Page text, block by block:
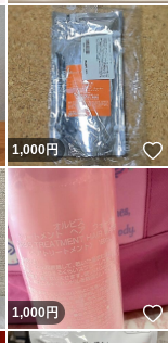
いいね！
1,000円
いいね！
1,000円